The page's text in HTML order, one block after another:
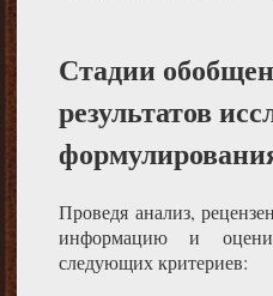
Стадии
результатов
Проведя анализ,
информацию и
следующих критериев: